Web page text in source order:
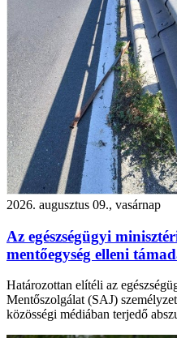
2026. augusztus 09., vasárnap
Az egészségügyi
mentőegység elleni
Határozottan elítéli az
Mentőszolgálat (SAJ)
közösségi médiában terjedő